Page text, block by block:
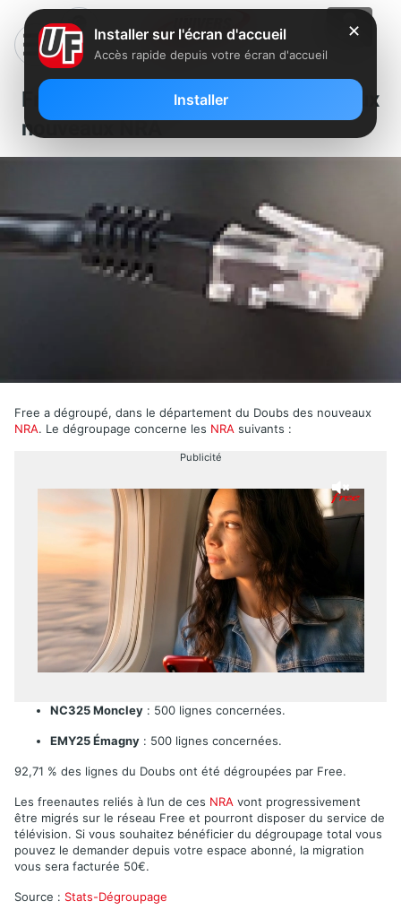
Free déploie dans le Doubs deux
nouveaux NRA
Free a dégroupé, dans le département du Doubs des nouveaux
NRA. Le dégroupage concerne les NRA suivants :
Publicité
NC325 Moncley : 500 lignes concernées.
EMY25 Émagny : 500 lignes concernées.
92,71 % des lignes du Doubs ont été dégroupées par Free.
Les freenautes reliés à l’un de ces NRA vont progressivement
être migrés sur le réseau Free et pourront disposer du service de
télévision. Si vous souhaitez bénéficier du dégroupage total vous
pouvez le demander depuis votre espace abonné, la migration
vous sera facturée 50€.
Source : Stats-Dégroupage
✕
Installer sur l'écran d'accueil
Accès rapide depuis votre écran d'accueil
Installer